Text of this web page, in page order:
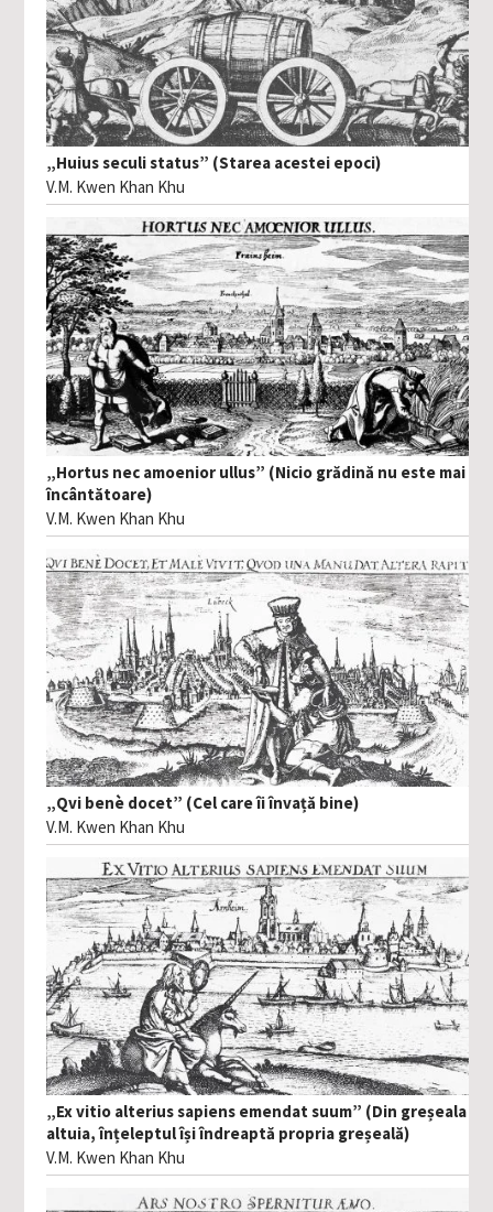
„Huius seculi status” (Starea acestei epoci)
V.M. Kwen Khan Khu
„Hortus nec amoenior ullus” (Nicio grădină nu este mai
încântătoare)
V.M. Kwen Khan Khu
„Qvi benè docet” (Cel care îi învață bine)
V.M. Kwen Khan Khu
„Ex vitio alterius sapiens emendat suum” (Din greșeala
altuia, înțeleptul își îndreaptă propria greșeală)
V.M. Kwen Khan Khu